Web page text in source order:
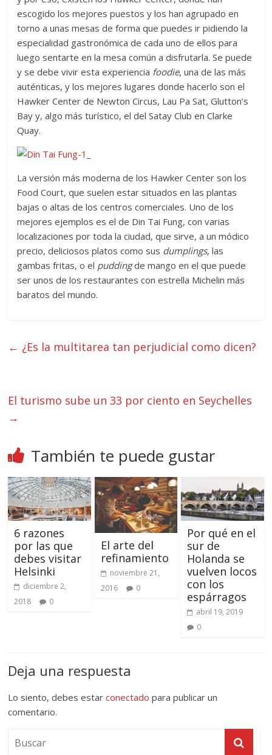
escogido los mejores puestos y los han agrupado en
torno a unas mesas de forma que puedes ir pidiendo la
especialidad gastronómica de cada uno de ellos para
luego sentarte en la mesa común a disfrutarla. Se puede
y se debe vivir esta experiencia foodie, una de las más
auténticas, y los mejores lugares donde hacerlo son el
Hawker Center de Newton Circus, Lau Pa Sat, Glutton’s
Bay y, algo más turístico, el del Satay Club en Clarke
Quay.
La versión más moderna de los Hawker Center son los
Food Court, que suelen estar situados en las plantas
bajas o altas de los centros comerciales. Uno de los
mejores ejemplos es el de Din Tai Fung, con varias
localizaciones por toda la ciudad, que sirve, a un módico
precio, deliciosos platos como sus dumplings, las
gambas fritas, o el puddingde mango en el que puede
ser unos de los restaurantes con estrella Michelin más
baratos del mundo.
← ¿Es la multitarea tan perjudicial como dicen?
El turismo sube un 33 por ciento en Seychelles
→
También te puede gustar
6 razones
por las que
debes visitar
Helsinki
diciembre 2,
2018
0
El arte del
refinamiento
noviembre 21,
2016
0
Por qué en el
sur de
Holanda se
vuelven locos
con los
espárragos
abril 19, 2019
0
Deja una respuesta
Lo siento, debes estarconectado para publicar un
comentario.